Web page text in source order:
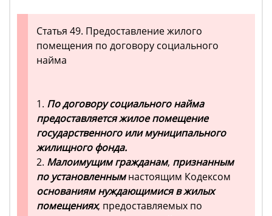
Статья 49. Предоставление жилого
помещения по договору социального
найма
1. По договору социального найма
предоставляется жилое помещение
государственного или муниципального
жилищного фонда.
2. Малоимущим гражданам, признанным
по установленнымнастоящим Кодексом
основаниям нуждающимися в жилых
помещениях, предоставляемых по